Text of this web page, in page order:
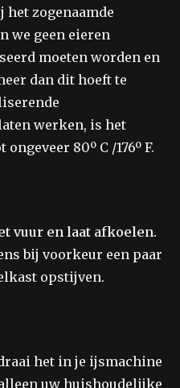
het zogenaamde
we geen eieren
moeten worden en
dan dit hoeft te
werken, is het
80º C /176º F.
vuur en laat afkoelen.
bij voorkeur een paar
opstijven.
het in je ijsmachine
uw huishoudelijke